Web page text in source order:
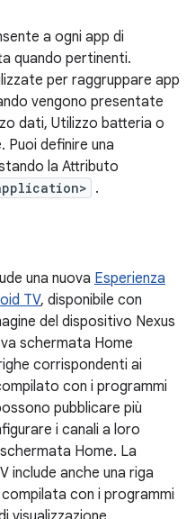
a ogni app di
quando pertinenti.
per raggruppare app
vengono presentate
dati, Utilizzo batteria o
Puoi definire una
la Attributo
.
una nuova Esperienza
TV, disponibile con
del dispositivo Nexus
schermata Home
corrispondenti ai
con i programmi
pubblicare più
i canali a loro
Home. La
include anche una riga
con i programmi